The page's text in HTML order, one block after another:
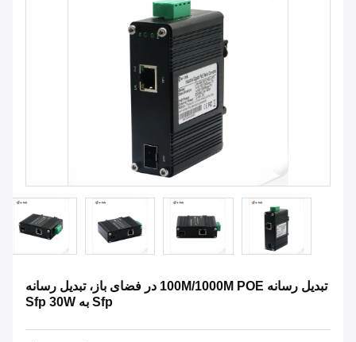
تبدیل رسانه 100M/1000M POE در فضای باز، تبدیل رسانه
Sfp به Sfp 30W